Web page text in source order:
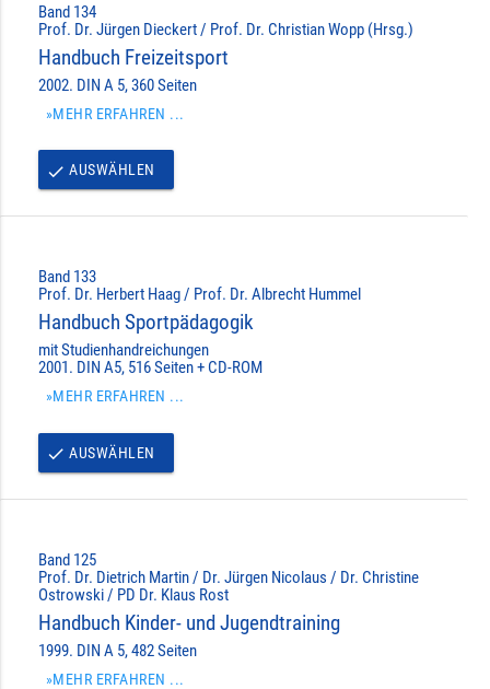
Band 134
Prof. Dr. Jürgen Dieckert / Prof. Dr. Christian Wopp (Hrsg.)
Handbuch Freizeitsport
2002. DIN A 5, 360 Seiten
»MEHR ERFAHREN ...
done AUSWÄHLEN
Band 133
Prof. Dr. Herbert Haag / Prof. Dr. Albrecht Hummel
Handbuch Sportpädagogik
mit Studienhandreichungen
2001. DIN A5, 516 Seiten + CD-ROM
»MEHR ERFAHREN ...
done AUSWÄHLEN
Band 125
Prof. Dr. Dietrich Martin / Dr. Jürgen Nicolaus / Dr. Christine
Ostrowski / PD Dr. Klaus Rost
Handbuch Kinder- und Jugendtraining
1999. DIN A 5, 482 Seiten
»MEHR ERFAHREN ...